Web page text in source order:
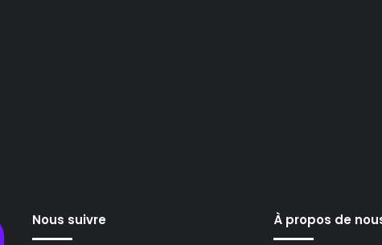
Nous suivre À propos de